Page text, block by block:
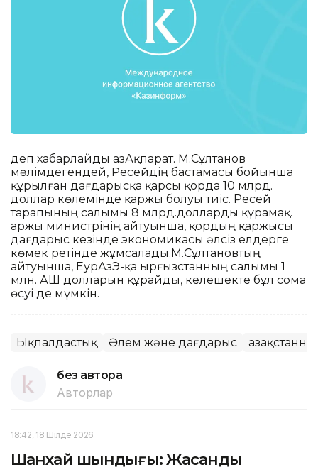
деп хабарлайды ҚазАқпарат. М.Сұлтанов
мәлімдегендей, Ресейдің бастамасы бойынша
құрылған дағдарысқа қарсы қорда 10 млрд.
доллар көлемінде қаржы болуы тиіс. Ресей
тарапының салымы 8 млрд.долларды құрамақ.
Қаржы министрінің айтуынша, қордың қаржысы
дағдарыс кезінде экономикасы әлсіз елдерге
көмек ретінде жұмсалады.М.Сұлтановтың
айтуынша, ЕурАзЭҚ-қа Қырғызстанның салымы 1
млн. АҚШ долларын құрайды, келешекте бұл сома
өсуі де мүмкін.
Ықпалдастық Әлем және дағдарыс
без автора
Авторлар
18:42, 18 Шілде 2026
Шанхай шындығы: Жасанды